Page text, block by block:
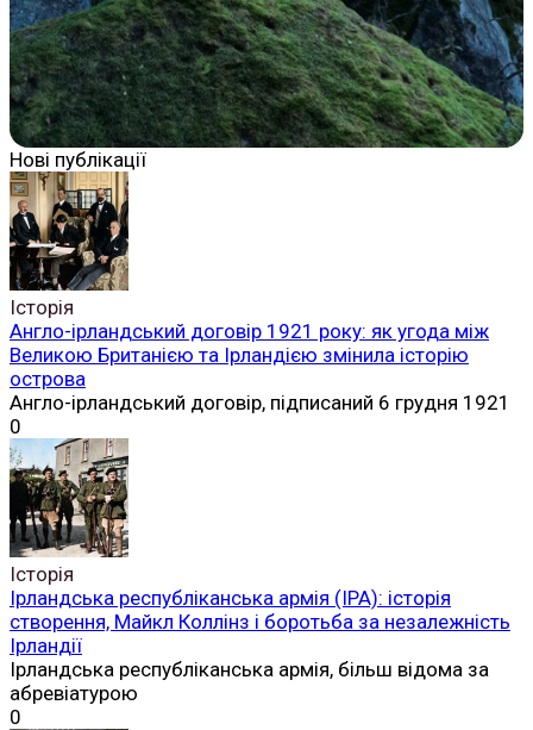
Нові публікації
Історія
Англо-ірландський договір 1921 року: як угода між
Великою Британією та Ірландією змінила історію
острова
Англо-ірландський договір, підписаний 6 грудня 1921
0
Історія
Ірландська республіканська армія (ІРА): історія
створення, Майкл Коллінз і боротьба за незалежність
Ірландії
Ірландська республіканська армія, більш відома за
абревіатурою
0